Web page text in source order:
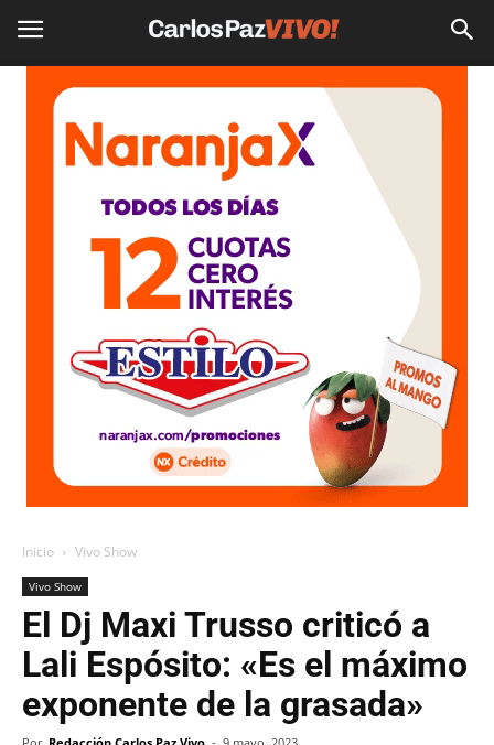
Inicio Vivo Show
Vivo Show
El Dj Maxi Trusso criticó a
Lali Espósito: «Es el máximo
exponente de la grasada»